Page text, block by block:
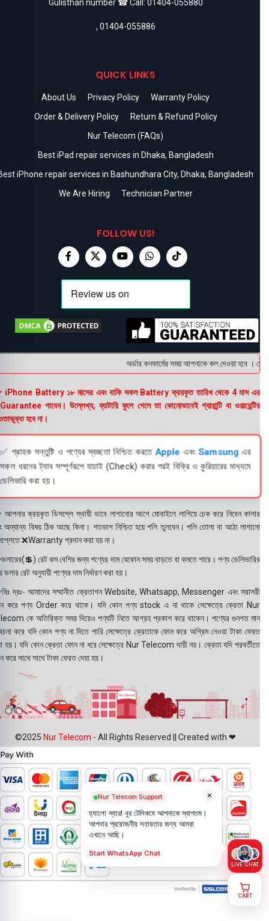
Gulisthan number ☎ Call: 01404-055880
, 01404-055886
QUICK LINKS
About Us Privacy Policy
Warranty Policy
Order & Delivery Policy
Return & Refund Policy
Nur Telecom (FAQs)
Best iPad repair services in Dhaka, Bangladesh
iPhone repair services in Bashundhara City, Dhaka, Bangladesh
We Are Hiring
Technician Partner
FOLLOW US!
অর্ডার কনফার্মের সময় আপনাকে কল দেওয়া হবে ।
Battery ১৮ মাসের এবং বাকি সকল Battery ক্রয়কৃত তারিখ থেকে 4 মাস এর
পাবেন। উল্লেখ্য, ব্যাটারি ফুলে গেলে তা কোনোভাবেই গ্যারান্টি বা ওয়ারেন্টির
হবে না।
✅ গ্রাহক সন্তুষ্টি ও পণ্যের স্বচ্ছতা নিশ্চিত করতে Apple এবং Samsungএর
সকল ধরনের ট্যাব সম্পূর্ণরূপে যাচাই (Check) করার পরই বিক্রি ও কুরিয়ারের মাধ্যমে
ডেলিভারি করা হয়।
ক্রয়কৃত ডিসপ্লে স্থায়ী ভাবে লাগানোর আগে মোবাইলে লাগিয়ে চেক করে নিবেন কালার
অন্যান্য বিষয় ঠিক আছে কিনা। শতভাগ নিশ্চিত হয়ে পলি তুলবেন। পলি তোলা বা আঠা লাগানো
❌Warranty প্রদান করা হয় না।
রেট কম বেশির জন্য পণ্যের দাম যেকোন সময় বাড়তে বা কমতে পারে। পণ্য ডেলিভারির
ডলার রেট অনুযায়ী পণ্যের দাম নির্ধারণ করা হয়।
দ্রঃ- আমাদের সম্মানীত ক্রেতাগন Website, Whatsapp, Messenger এবং সরাসরী
করে পণ্য Order করে থাকে। যদি কোন পণ্য stock এ না থাকে সেক্ষেত্রে ক্রেতা Nur
কে অতিরিক্ত সময় দিয়েও পণ্যটি নিতে আগ্রহ প্রকাশ করে থাকেন। পণ্যের গুনগত মান
করে যদি কোন পণ্য না দিতে পারি সেক্ষেত্রে ক্রেতাকে ফোন করে অগ্রিম নেওয়া টাকা ফেরত
হয়। যদি কোন ক্রেতা ফোন না ধরে সেক্ষেত্রে Nur Telecom দায়ী নয়। ক্রেতা যদি পরবর্তীতে
করে সাথে সাথে টাকা ফেরত দেয়া হয়।
©2025 Nur Telecom - All Rights Reserved || Created with ❤
×
Nur Telecom Support
হ্যালো স্যার! নূর টেলিকমে আপনাকে স্বাগতম।
আপনার প্রয়োজনীয় সহায়তার জন্য আমরা
এখানে আছি।
Start WhatsApp Chat
LIVE CHAT
CART